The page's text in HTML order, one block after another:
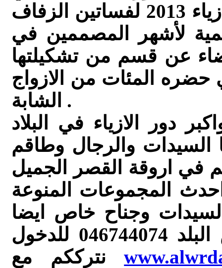
سخنين ، مجموعتها الجديدة من ازياء 2013 لفساتين الزفاف
لأشهر المصممين في
عن قسم من تشكيلتها
خطاب 2013 والذي حضره المئات من الازواج
الشابة .
دور الازياء في البلاد
السيدات والرجال وطاقم
في اروقة القصر الجميل
المجموعات المنوعة
وجناح خاص ايضا
البلد
046744074 للدخول
نترككم مع